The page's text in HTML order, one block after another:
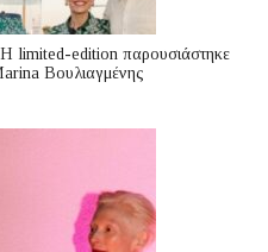
limited-edition παρουσιάστηκε
Βουλιαγμένης